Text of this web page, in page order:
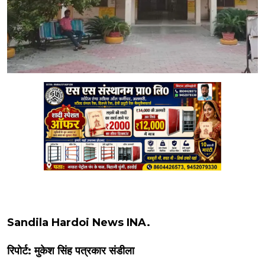
Sandila Hardoi News INA.
रिपोर्ट: मुकेश सिंह पत्रकार संडीला